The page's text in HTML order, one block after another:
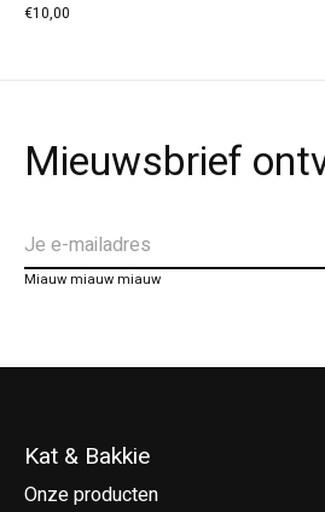
€10,00
Mieuwsbrief
Miauw miauw miauw
Kat & Bakkie
Onze producten